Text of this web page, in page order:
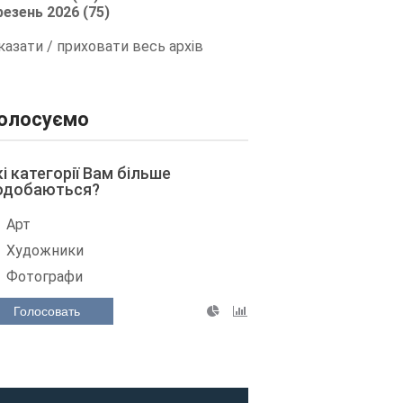
2026 (75)
/ приховати весь архів
категорії Вам більше
Арт
Художники
Фотографи
Голосовать